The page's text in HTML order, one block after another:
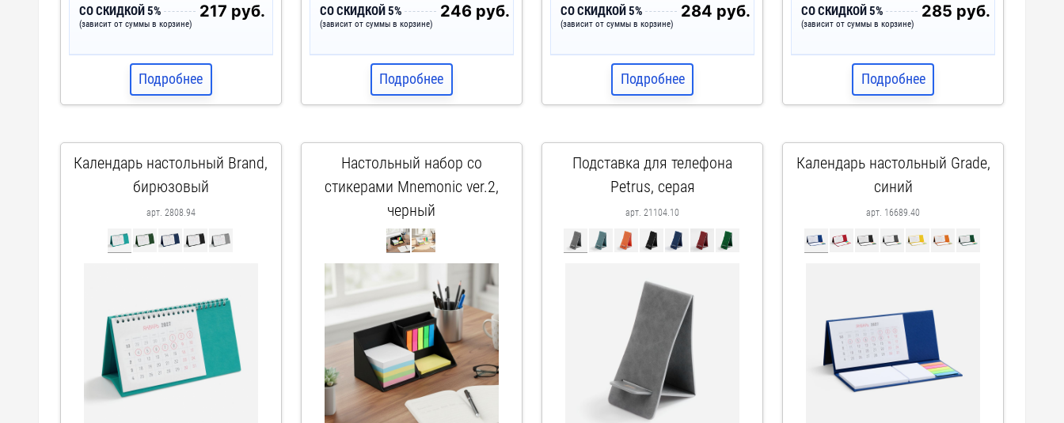
СО СКИДКОЙ 5%
(зависит от суммы в корзине)
217 руб.
Подробнее
СО СКИДКОЙ 5%
(зависит от суммы в корзине)
246 руб.
Подробнее
СО СКИДКОЙ 5%
(зависит от суммы в корзине)
284 руб.
Подробнее
СО СКИДКОЙ 5%
(зависит от суммы в корзине)
285 руб.
Подробнее
Календарь настольный Brand,
бирюзовый
арт. 2808.94
Настольный набор со
стикерами Mnemonic ver.2,
черный
арт. 17636.30
Подставка для телефона
Petrus, серая
арт. 21104.10
Календарь настольный Grade,
синий
арт. 16689.40